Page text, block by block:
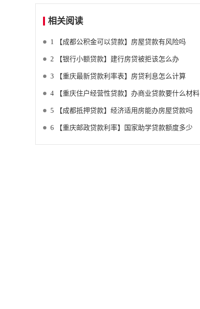
相关阅读
1 【成都公积金可以贷款】房屋贷款有风险吗
2 【银行小额贷款】建行房贷被拒该怎么办
3 【重庆最新贷款利率表】房贷利息怎么计算
4 【重庆住户经营性贷款】办商业贷款要什么材料
5 【成都抵押贷款】经济适用房能办房屋贷款吗
6 【重庆邮政贷款利率】国家助学贷款额度多少